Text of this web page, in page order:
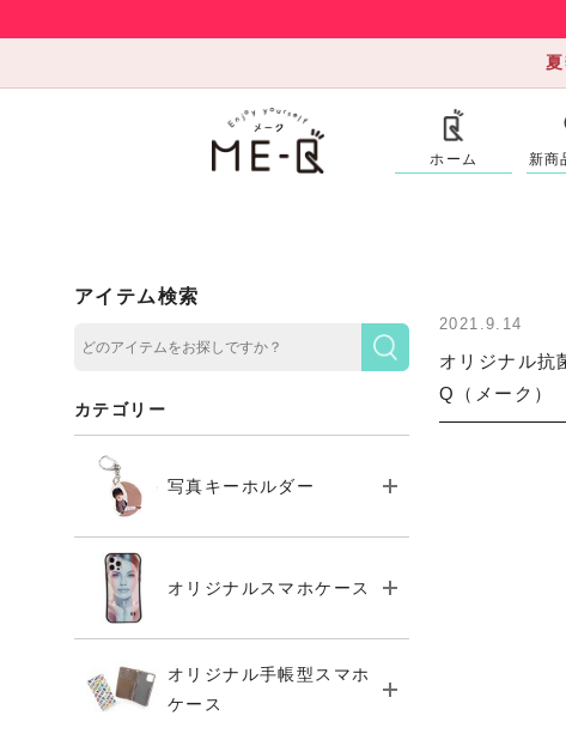
ホーム 新商
2021.9.14
オリジナル抗
Q（メーク）
アイテム検索
カテゴリー
写真キーホルダー
オリジナルスマホケース
オリジナル手帳型スマホ
ケース